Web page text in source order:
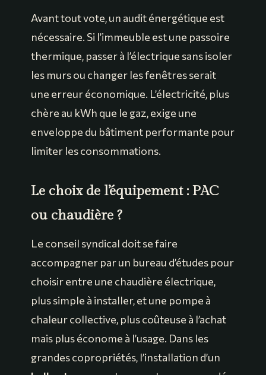
Avant tout vote, un audit énergétique est
nécessaire. Si l’immeuble est une passoire
thermique, passer à l’électrique sans isoler
les murs ou changer les fenêtres serait
une erreur économique. L’électricité, plus
chère au kWh que le gaz, exige une
enveloppe du bâtiment performante pour
limiter les consommations.
Le choix de l’équipement : PAC
ou chaudière ?
Le conseil syndical doit se faire
accompagner par un bureau d’études pour
choisir entre une chaudière électrique,
plus simple à installer, et une pompe à
chaleur collective, plus coûteuse à l’achat
mais plus économe à l’usage. Dans les
grandes copropriétés, l’installation d’un